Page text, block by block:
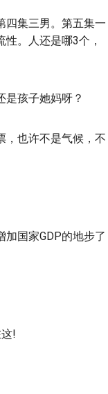
四集三男。第五集一
。人还是哪3个，
是孩子她妈呀？
，也许不是气候，不
国家GDP的地步了
!